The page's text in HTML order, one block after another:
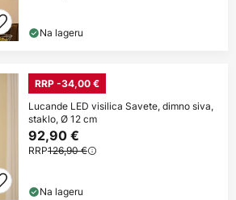
Na lageru
RRP -34,00 €
Lucande LED visilica Savete, dimno siva,
staklo, Ø 12 cm
92,90 €
RRP126,90 €
Na lageru